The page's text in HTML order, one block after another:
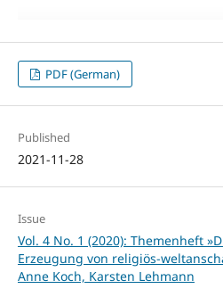
PDF (German)
Published
2021-11-28
Issue
Vol. 4 No. 1 (2020): Themenheft
Erzeugung von religiös-
Anne Koch, Karsten Lehmann